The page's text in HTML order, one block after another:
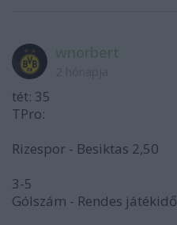
tét: 35
TPro:
Rizespor - Besiktas 2,50
3-5
Gólszám - Rendes játékidő